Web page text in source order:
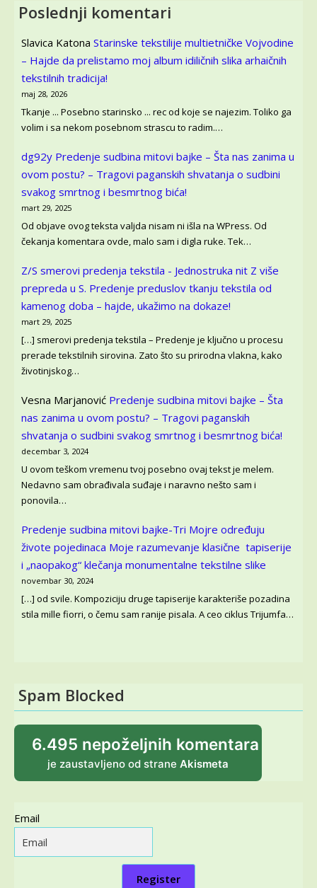
Poslednji komentari
Slavica Katona Starinske tekstilije multietničke Vojvodine
– Hajde da prelistamo moj album idiličnih slika arhaičnih
tekstilnih tradicija!
maj 28, 2026
Tkanje ... Posebno starinsko ... rec od koje se najezim. Toliko ga
volim i sa nekom posebnom strascu to radim.…
dg92y Predenje sudbina mitovi bajke – Šta nas zanima u
ovom postu? – Tragovi paganskih shvatanja o sudbini
svakog smrtnog i besmrtnog bića!
mart 29, 2025
Od objave ovog teksta valjda nisam ni išla na WPress. Od
čekanja komentara ovde, malo sam i digla ruke. Tek…
Z/S smerovi predenja tekstila - Jednostruka nit Z više
prepreda u S. Predenje preduslov tkanju tekstila od
kamenog doba – hajde, ukažimo na dokaze!
mart 29, 2025
[…] smerovi predenja tekstila – Predenje je ključno u procesu
prerade tekstilnih sirovina. Zato što su prirodna vlakna, kako
životinjskog…
Vesna Marjanović Predenje sudbina mitovi bajke – Šta
nas zanima u ovom postu? – Tragovi paganskih
shvatanja o sudbini svakog smrtnog i besmrtnog bića!
decembar 3, 2024
U ovom teškom vremenu tvoj posebno ovaj tekst je melem.
Nedavno sam obrađivala suđaje i naravno nešto sam i
ponovila…
Predenje sudbina mitovi bajke-Tri Mojre određuju
živote pojedinaca Moje razumevanje klasične tapiserije
i „naopakog“ klečanja monumentalne tekstilne slike
novembar 30, 2024
[…] od svile. Kompoziciju druge tapiserije karakteriše pozadina
stila mille fiorri, o čemu sam ranije pisala. A ceo ciklus Trijumfa…
Spam Blocked
6.495 nepoželjnih komentara
je zaustavljeno od strane Akismeta
Email
Register